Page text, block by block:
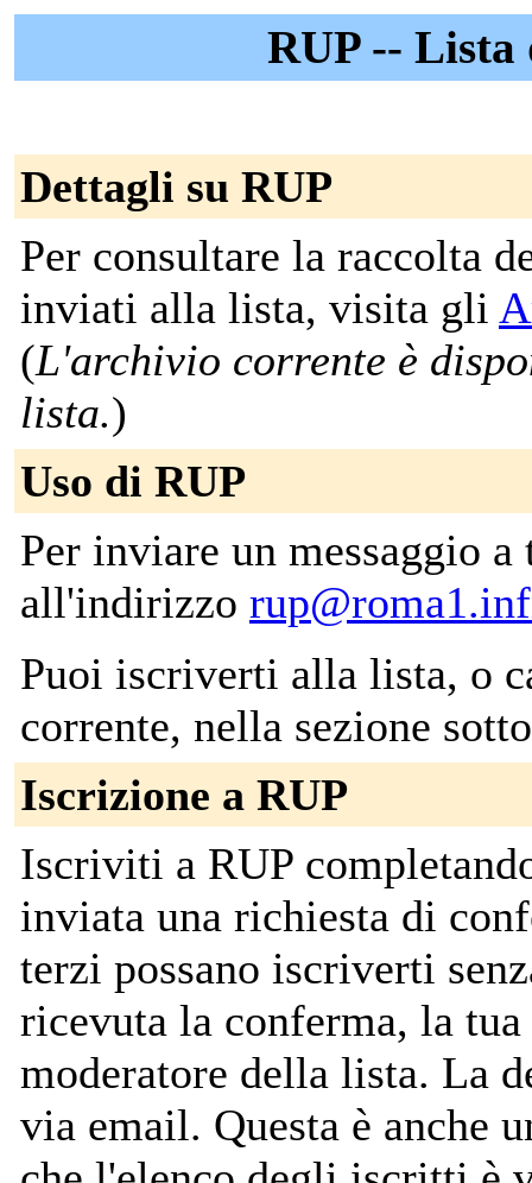
RUP -- Lista
Dettagli su RUP
Per consultare la raccolta
inviati alla lista, visita gli
(L'archivio corrente è
lista.)
Uso di RUP
Per inviare un messaggio
all'indirizzo
Puoi iscriverti alla lista, o
corrente, nella sezione
Iscrizione a RUP
Iscriviti a RUP
inviata una richiesta di
terzi possano iscriverti
ricevuta la conferma, la
moderatore della lista. La
via email. Questa è anche